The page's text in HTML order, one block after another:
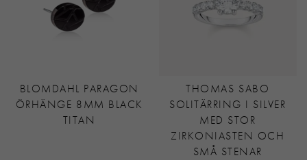
BLOMDAHL PARAGON
ÖRHÄNGE 8MM BLACK
TITAN
THOMAS SABO
SOLITÄRRING I SILVER
MED STOR
ZIRKONIASTEN OCH
SMÅ STENAR